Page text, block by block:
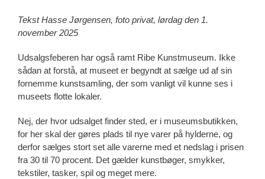
Tekst Hasse Jørgensen, foto privat, lørdag den 1.
november 2025
Udsalgsfeberen har også ramt Ribe Kunstmuseum. Ikke
sådan at forstå, at museet er begyndt at sælge ud af sin
fornemme kunstsamling, der som vanligt vil kunne ses i
museets flotte lokaler.
Nej, der hvor udsalget finder sted, er i museumsbutikken,
for her skal der gøres plads til nye varer på hylderne, og
derfor sælges stort set alle varerne med et nedslag i prisen
fra 30 til 70 procent. Det gælder kunstbøger, smykker,
tekstiler, tasker, spil og meget mere.